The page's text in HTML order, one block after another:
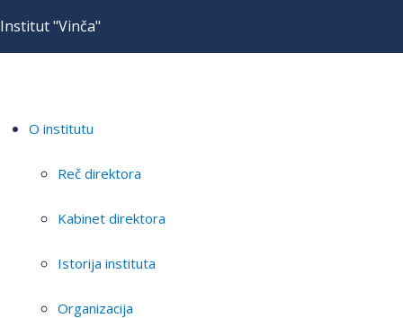
Institut "Vinča"
O institutu
Reč direktora
Kabinet direktora
Istorija instituta
Organizacija